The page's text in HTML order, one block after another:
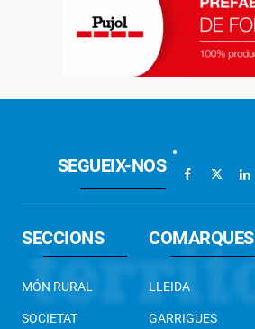
SEGUEIX-NOS
SECCIONS
MÓN RURAL
SOCIETAT
COMARQUES
LLEIDA
GARRIGUES